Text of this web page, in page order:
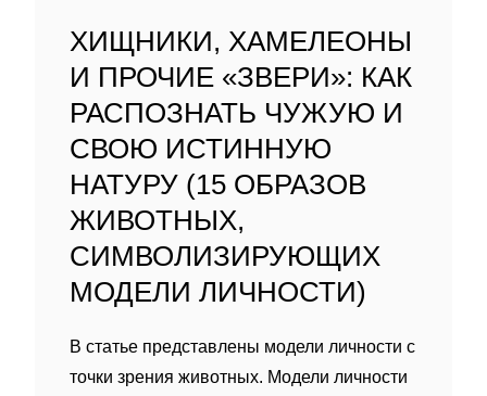
ХИЩНИКИ, ХАМЕЛЕОНЫ
И ПРОЧИЕ «ЗВЕРИ»: КАК
РАСПОЗНАТЬ ЧУЖУЮ И
СВОЮ ИСТИННУЮ
НАТУРУ (15 ОБРАЗОВ
ЖИВОТНЫХ,
СИМВОЛИЗИРУЮЩИХ
МОДЕЛИ ЛИЧНОСТИ)
В статье представлены модели личности с
точки зрения животных. Модели личности